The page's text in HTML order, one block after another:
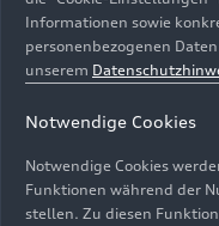
Informationen sowie
personenbezogenen
unserem
Notwendige Cookies
Notwendige Cookies
Funktionen während der
stellen. Zu diesen